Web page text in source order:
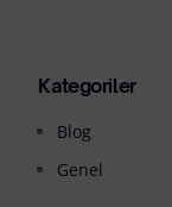
Kategoriler
Blog
Genel